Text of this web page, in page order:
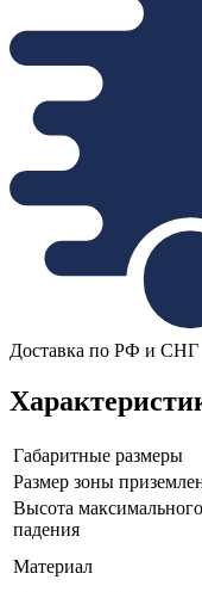
Доставка по РФ и СНГ
Габаритные размеры
Размер зоны
Высота максимального
падения
Материал